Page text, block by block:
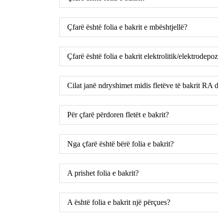
Çfarë është folia e bakrit e mbështjellë?
Çfarë është folia e bakrit elektrolitik/
Cilat janë ndryshimet midis fletëve të bakrit RA
Për çfarë përdoren fletët e bakrit?
Nga çfarë është bërë folia e bakrit?
A prishet folia e bakrit?
A është folia e bakrit një përçues?